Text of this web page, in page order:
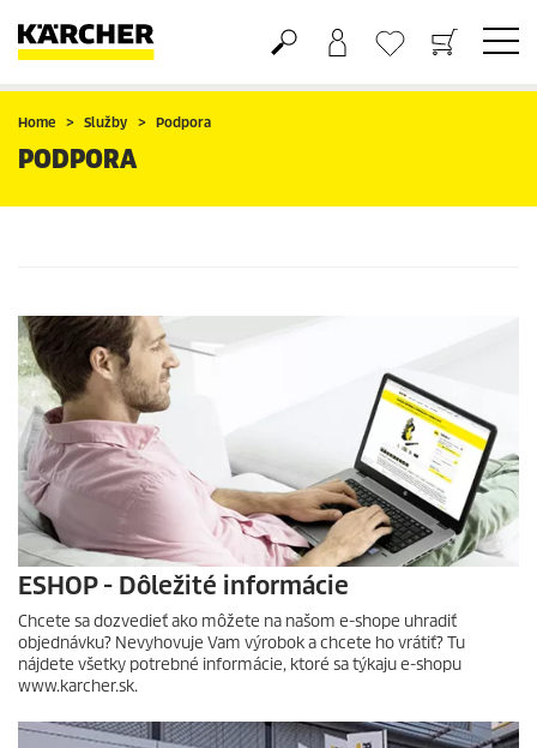
Nákupný košík
Obľúbené produkty
Home Služby Podpora
PODPORA
ESHOP - Dôležité informácie
Chcete sa dozvedieť ako môžete na našom e-shope uhradiť
objednávku? Nevyhovuje Vam výrobok a chcete ho vrátiť? Tu
nájdete všetky potrebné informácie, ktoré sa týkaju e-shopu
www.karcher.sk.